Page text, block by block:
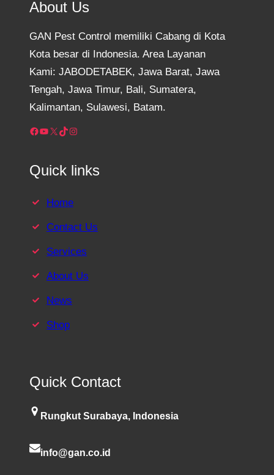
About Us
GAN Pest Control memiliki Cabang di Kota
Kota besar di Indonesia. Area Layanan
Kami: JABODETABEK, Jawa Barat, Jawa
Tengah, Jawa Timur, Bali, Sumatera,
Kalimantan, Sulawesi, Batam.
Facebook YouTube X TikTok Instagram
Quick links
Home
Contact Us
Services
About Us
News
Shop
Quick Contact
Rungkut Surabaya, Indonesia
info@gan.co.id